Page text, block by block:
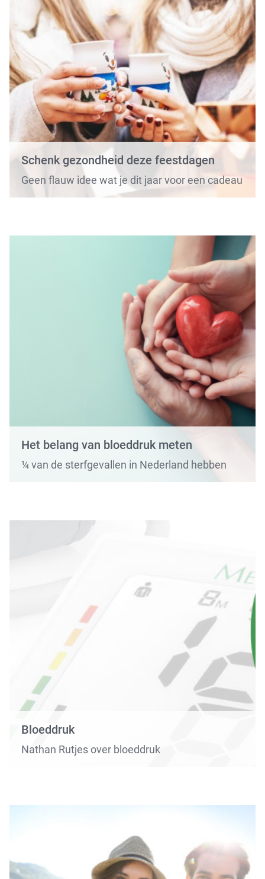
Schenk gezondheid deze feestdagen
Geen flauw idee wat je dit jaar voor een cadeau
Het belang van bloeddruk meten
¼ van de sterfgevallen in Nederland hebben
Bloeddruk
Nathan Rutjes over bloeddruk